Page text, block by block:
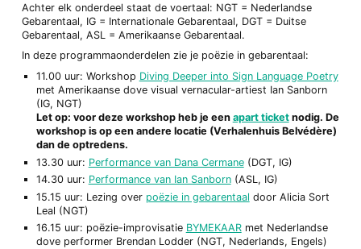
Achter elk onderdeel staat de voertaal: NGT = Nederlandse
Gebarentaal, IG = Internationale Gebarentaal, DGT = Duitse
Gebarentaal, ASL = Amerikaanse Gebarentaal.
In deze programmaonderdelen zie je poëzie in gebarentaal:
11.00 uur: Workshop Diving Deeper into Sign Language Poetry
met Amerikaanse dove visual vernacular-artiest Ian Sanborn
(IG, NGT)
Let op: voor deze workshop heb je een apart ticketnodig. De
workshop is op een andere locatie (Verhalenhuis Belvédère)
dan de optredens.
13.30 uur: Performance van Dana Cermane(DGT, IG)
14.30 uur: Performance van Ian Sanborn(ASL, IG)
15.15 uur: Lezing over poëzie in gebarentaal door Alicia Sort
Leal (NGT)
16.15 uur: poëzie-improvisatie BYMEKAARmet Nederlandse
dove performer Brendan Lodder (NGT, Nederlands, Engels)